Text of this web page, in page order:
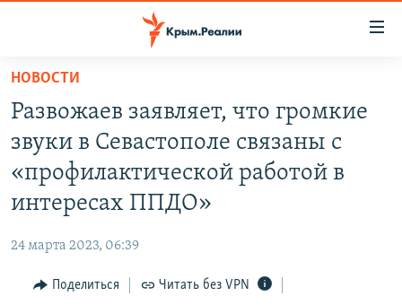
Вернуться
основному
содержанию
Вернутся
главной
Вернутся
поиску
ГРУЗ 200
КАРТА ВОЕННЫХ ОБЪЕКТОВ КРЫМА
ВОДА
ИНТЕРАКТИВ
ИНФОГРАФИКА
РАДІО СВОБОДА
КАК ОБОЙТИ БЛОКИРОВКУ
НОВОСТИ
Развожаев заявляет, что громкие
звуки в Севастополе связаны с
«профилактической работой в
интересах ППДО»
24 марта 2023, 06:39
Поделиться Читать без VPN